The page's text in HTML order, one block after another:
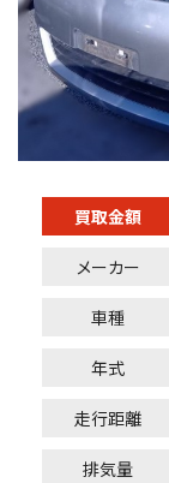
買取金額
メーカー
車種
年式
走行距離
排気量